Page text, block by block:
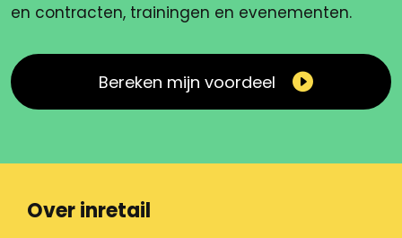
en contracten, trainingen en evenementen.
Bereken mijn voordeel
Over inretail